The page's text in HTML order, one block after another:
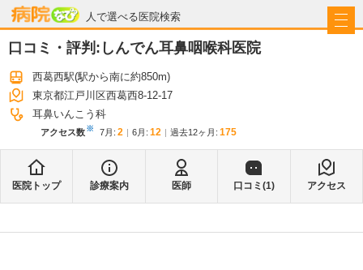
人で選べる医院検索
病院なび
口コミ・評判: しんでん耳鼻咽喉科医院
西葛西駅(駅から南に約850m)
東京都江戸川区西葛西8-12-17
耳鼻いんこう科
アクセス数※ 7月 : 2 6月 : 12 過去12ヶ月: 175
医院トップ 診療案内 医師 口コミ(1) アクセス